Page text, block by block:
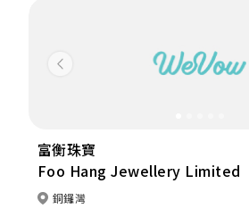
Previous
富衡珠寶
Foo Hang Jewellery Limited
銅鑼灣